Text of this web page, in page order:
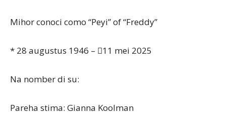
Mihor conoci como “Peyi” of “Freddy”
* 28 augustus 1946 – 11 mei 2025
Na nomber di su:
Pareha stima: Gianna Koolman